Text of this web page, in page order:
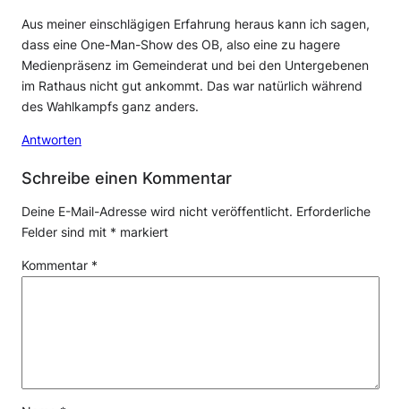
Aus meiner einschlägigen Erfahrung heraus kann ich sagen,
dass eine One-Man-Show des OB, also eine zu hagere
Medienpräsenz im Gemeinderat und bei den Untergebenen
im Rathaus nicht gut ankommt. Das war natürlich während
des Wahlkampfs ganz anders.
Antworten
Schreibe einen Kommentar
Deine E-Mail-Adresse wird nicht veröffentlicht. Erforderliche
Felder sind mit * markiert
Kommentar *